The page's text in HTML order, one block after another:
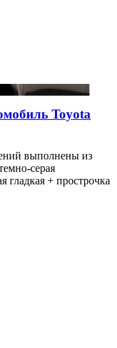
Toyota
выполнены из
серая
гладкая + прострочка